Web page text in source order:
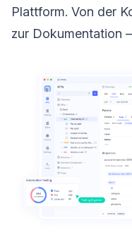
Plattform. Von der
zur Dokumentation